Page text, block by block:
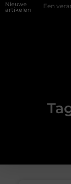
Nieuwe
artikelen Een